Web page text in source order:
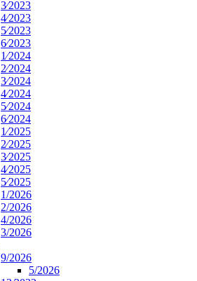
3⁄2023
4⁄2023
5⁄2023
6⁄2023
1⁄2024
2⁄2024
3⁄2024
4⁄2024
5⁄2024
6⁄2024
1⁄2025
2⁄2025
3⁄2025
4⁄2025
5⁄2025
1/2026
2/2026
4/2026
3/2026
9/2026
5/2026